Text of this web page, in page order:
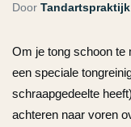
Door
Om je tong schoon te
een speciale
schraapgedeelte
achteren naar voren